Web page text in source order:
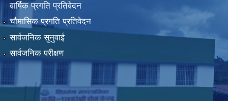
वार्षिक प्रगति प्रतिवेदन
चौमासिक प्रगति प्रतिवेदन
सार्वजनिक सुनुवाई
सार्वजनिक परीक्षण